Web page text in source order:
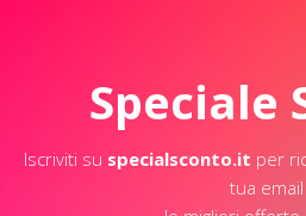
Speciale
Iscriviti su specialsconto.it per
tua email